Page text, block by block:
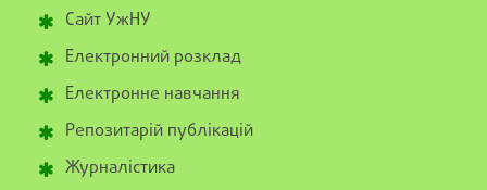
Сайт УжНУ
Електронний розклад
Електронне навчання
Репозитарій публікацій
Журналістика